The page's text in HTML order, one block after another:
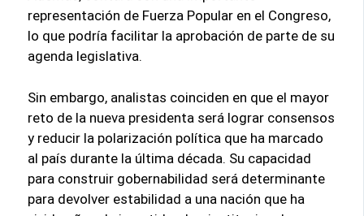
representación de Fuerza Popular en el Congreso,
lo que podría facilitar la aprobación de parte de su
agenda legislativa.
Sin embargo, analistas coinciden en que el mayor
reto de la nueva presidenta será lograr consensos
y reducir la polarización política que ha marcado
al país durante la última década. Su capacidad
para construir gobernabilidad será determinante
para devolver estabilidad a una nación que ha